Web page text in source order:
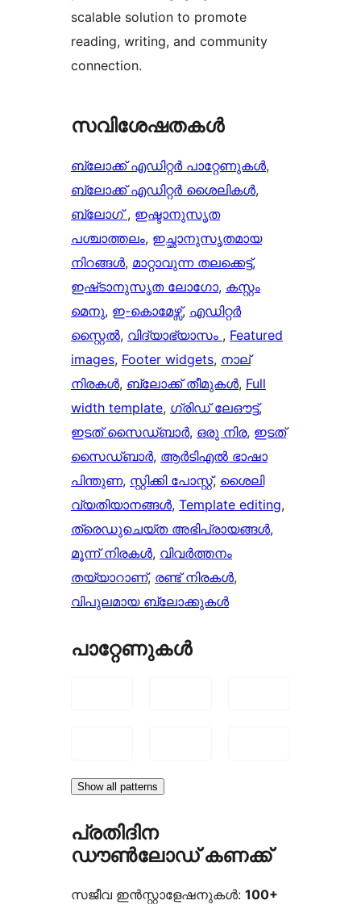
scalable solution to promote
reading, writing, and community
connection.
സവിശേഷതകൾ
ബ്ലോക്ക് എഡിറ്റർ പാറ്റേണുകൾ
ബ്ലോക്ക് എഡിറ്റർ ശൈലികൾ
ബ്ലോഗ്, ഇഷ്ടാനുസൃത
പശ്ചാത്തലം, ഇച്ഛാനുസൃതമായ
നിറങ്ങള്‍, മാറ്റാവുന്ന തലക്കെട്ട്‌
ഇഷ്‌ടാനുസൃത ലോഗോ, കസ്റ്റം
മെനു, ഇ-കൊമേഴ്സ്, എഡിറ്റർ
സ്റ്റൈൽ, വിദ്യാഭ്യാസം , Featured
images, Footer widgets, നാല്
നിരകൾ, ബ്ലോക്ക് തീമുകൾ, Full
width template, ഗ്രിഡ് ലേഔട്ട്
ഇടത് സൈഡ്ബാർ, ഒരു നിര, ഇടത്
സൈഡ്ബാർ, ആർ‌ടി‌എൽ ഭാഷാ
പിന്തുണ, സ്റ്റിക്കി പോസ്റ്റ്, ശൈലി
വ്യതിയാനങ്ങൾ, Template editing
ത്രെഡുചെയ്‌ത അഭിപ്രായങ്ങൾ
മൂന്ന് നിരകൾ, വിവർത്തനം
തയ്യാറാണ്, രണ്ട് നിരകൾ
വിപുലമായ ബ്ലോക്കുകൾ
പാറ്റേണുകൾ
Show all patterns
പ്രതിദിന
ഡൗൺലോഡ് കണക്ക്
സജീവ ഇൻസ്റ്റാളേഷനുകൾ: 100+